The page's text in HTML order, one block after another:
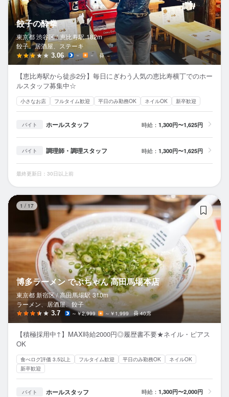
餃子の酔拳
東京都 渋谷区 / 恵比寿駅 182m
餃子、居酒屋、ステーキ
3.06 － － －
【恵比寿駅から徒歩2分】毎日にぎわう人気の恵比寿横丁でのホー
ルスタッフ募集中☆
小さなお店 フルタイム歓迎 平日のみ勤務OK ネイルOK 新卒歓迎
バイト ホールスタッフ 時給： 1,300円〜1,625円
バイト 調理師・調理スタッフ 時給： 1,300円〜1,625円
最終更新日：30日以上前
1 / 17
博多ラーメン でぶちゃん 高田馬場本店
東京都 新宿区 / 高田馬場駅 310m
ラーメン、居酒屋、餃子
3.7 ～￥2,999 ～￥1,999 40席
【積極採用中↑】MAX時給2000円◎履歴書不要★ネイル・ピアス
OK
食べログ評価 3.5以上 フルタイム歓迎 平日のみ勤務OK
ネイルOK
新卒歓迎
バイト ホールスタッフ 時給： 1,300円〜2,000円